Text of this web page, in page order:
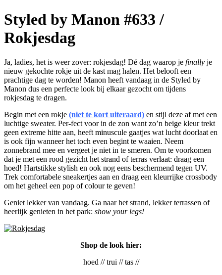
Styled by Manon #633 /
Rokjesdag
Ja, ladies, het is weer zover: rokjesdag! Dé dag waarop je finally je
nieuw gekochte rokje uit de kast mag halen. Het belooft een
prachtige dag te worden! Manon heeft vandaag in de Styled by
Manon dus een perfecte look bij elkaar gezocht om tijdens
rokjesdag te dragen.
Begin met een rokje (niet te kort uiteraard) en stijl deze af met een
luchtige sweater. Per-fect voor in de zon want zo’n beige kleur trekt
geen extreme hitte aan, heeft minuscule gaatjes wat lucht doorlaat en
is ook fijn wanneer het toch even begint te waaien. Neem
zonnebrand mee en vergeet je niet in te smeren. Om te voorkomen
dat je met een rood gezicht het strand of terras verlaat: draag een
hoed! Hartstikke stylish en ook nog eens beschermend tegen UV.
Trek comfortabele sneakertjes aan en draag een kleurrijke crossbody
om het geheel een pop of colour te geven!
Geniet lekker van vandaag. Ga naar het strand, lekker terrassen of
heerlijk genieten in het park: show your legs!
Shop de look hier:
hoed // trui // tas //